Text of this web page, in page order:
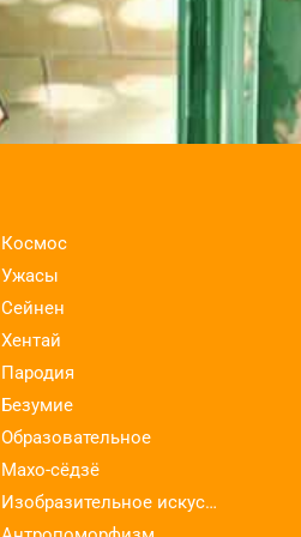
Космос
Ужасы
Сейнен
Хентай
Пародия
Безумие
Образовательное
Махо-сёдзё
Изобразительное искусство